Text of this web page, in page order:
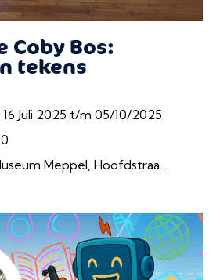
Coby Bos:
tekens
Juli 2025 t/m 05/10/2025
Meppel, Hoofdstraat 22, Meppel